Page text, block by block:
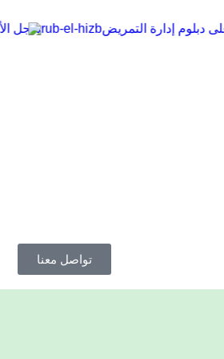
تواصل معنا